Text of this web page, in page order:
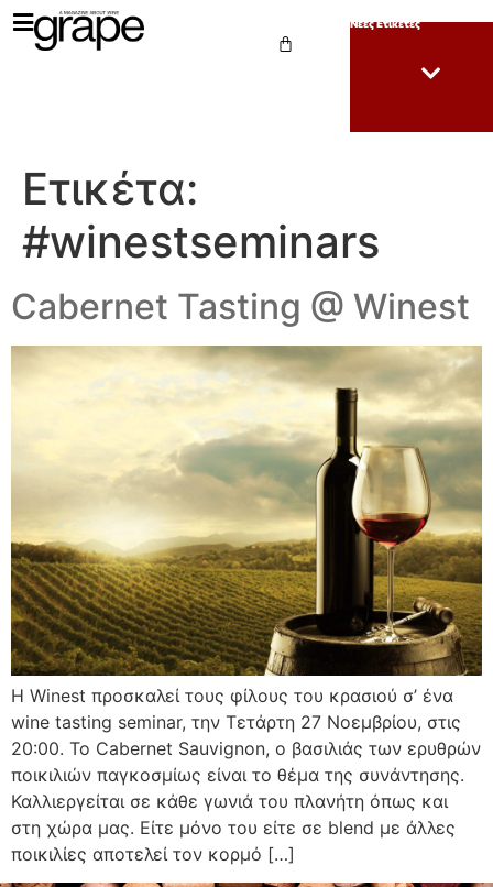
Νέες Ετικέτες
Ετικέτα:
#winestseminars
Cabernet Tasting @ Winest
Η Winest προσκαλεί τους φίλους του κρασιού σ’ ένα
wine tasting seminar, την Τετάρτη 27 Νοεμβρίου, στις
20:00. Το Cabernet Sauvignon, ο βασιλιάς των ερυθρών
ποικιλιών παγκοσμίως είναι το θέμα της συνάντησης.
Καλλιεργείται σε κάθε γωνιά του πλανήτη όπως και
στη χώρα μας. Είτε μόνο του είτε σε blend με άλλες
ποικιλίες αποτελεί τον κορμό […]